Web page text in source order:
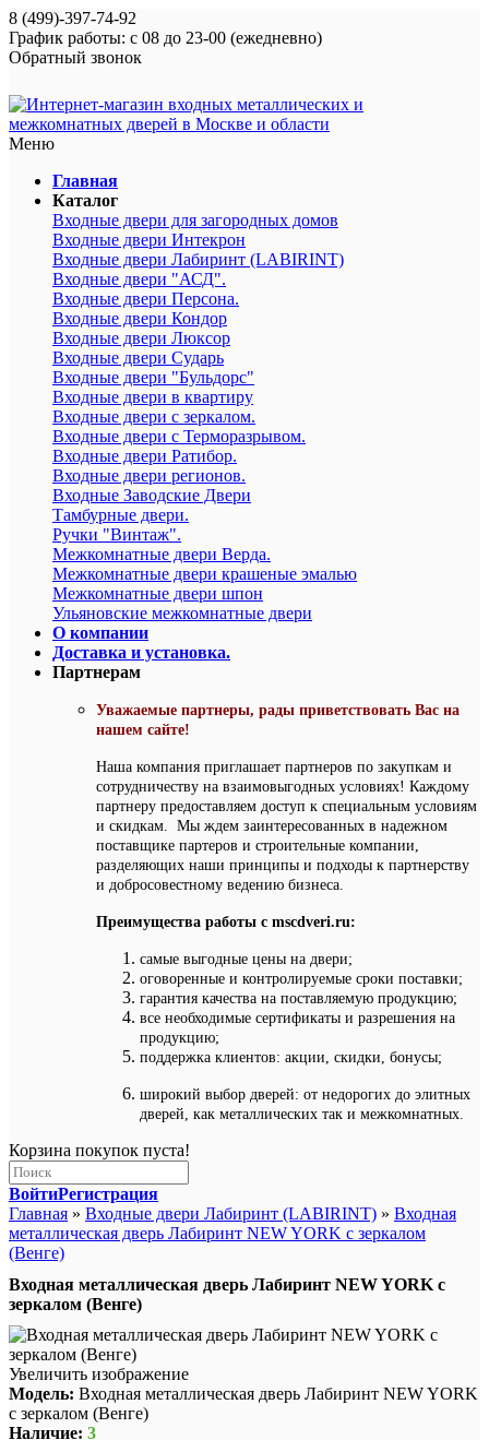
8 (499)-397-74-92
График работы: с 08 до 23-00 (ежедневно)
Обратный звонок
Меню
Главная
Каталог
Входные двери для загородных домов
Входные двери Интекрон
Входные двери Лабиринт (LABIRINT)
Входные двери "АСД".
Входные двери Персона.
Входные двери Кондор
Входные двери Люксор
Входные двери Сударь
Входные двери "Бульдорс"
Входные двери в квартиру
Входные двери с зеркалом.
Входные двери с Терморазрывом.
Входные двери Ратибор.
Входные двери регионов.
Входные Заводские Двери
Тамбурные двери.
Ручки "Винтаж".
Межкомнатные двери Верда.
Межкомнатные двери крашеные эмалью
Межкомнатные двери шпон
Ульяновские межкомнатные двери
О компании
Доставка и установка.
Партнерам
Уважаемые партнеры, рады приветствовать Вас на
нашем сайте!
Наша компания приглашает партнеров по закупкам и
сотрудничеству на взаимовыгодных условиях! Каждому
партнеру предоставляем доступ к специальным условиям
и скидкам. Мы ждем заинтересованных в надежном
поставщике партеров и строительные компании,
разделяющих наши принципы и подходы к партнерству
и добросовестному ведению бизнеса.
Преимущества работы с mscdveri.ru:
самые выгодные цены на двери;
оговоренные и контролируемые сроки поставки;
гарантия качества на поставляемую продукцию;
все необходимые сертификаты и разрешения на
продукцию;
поддержка клиентов: акции, скидки, бонусы;
широкий выбор дверей: от недорогих до элитных
дверей, как металлических так и межкомнатных.
Корзина покупок пуста!
ВойтиРегистрация
Главная » Входные двери Лабиринт (LABIRINT) » Входная
металлическая дверь Лабиринт NEW YORK с зеркалом
(Венге)
Входная металлическая дверь Лабиринт NEW YORK с
зеркалом (Венге)
Увеличить изображение
Модель: Входная металлическая дверь Лабиринт NEW YORK
с зеркалом (Венге)
Наличие: 3